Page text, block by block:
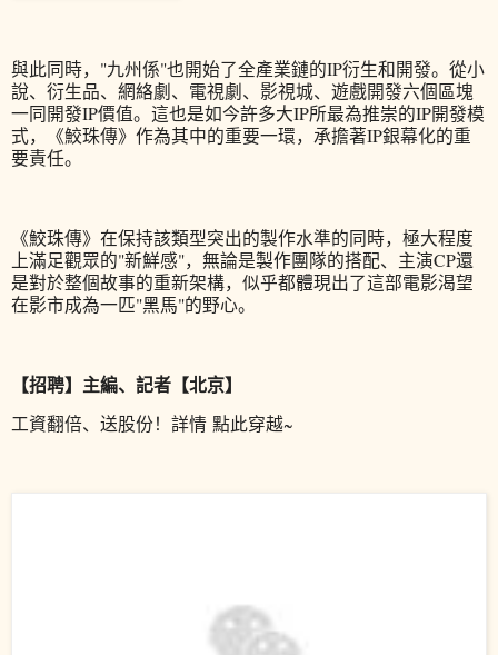
與此同時，"九州係"也開始了全產業鏈的IP衍生和開發。從小
說、衍生品、網絡劇、電視劇、影視城、遊戲開發六個區塊
一同開發IP價值。這也是如今許多大IP所最為推崇的IP開發模
式，《鮫珠傳》作為其中的重要一環，承擔著IP銀幕化的重
要責任。
《鮫珠傳》在保持該類型突出的製作水準的同時，極大程度
上滿足觀眾的"新鮮感"，無論是製作團隊的搭配、主演CP還
是對於整個故事的重新架構，似乎都體現出了這部電影渴望
在影市成為一匹"黑馬"的野心。
【招聘】 主編、記者【北京】
工資翻倍、送股份！ 詳情 點此穿越~